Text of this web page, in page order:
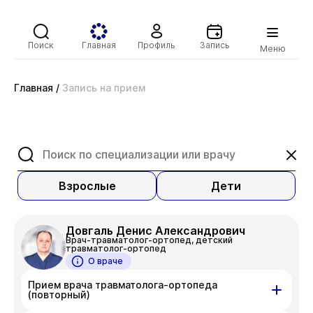
Поиск Главная Профиль Запись Меню
Главная / Запись на прием
Взрослые Дети
Довгаль Денис Александрович
Врач-травматолог-ортопед, детский
травматолог-ортопед
О враче
Прием врача травматолога-ортопеда
(повторный)